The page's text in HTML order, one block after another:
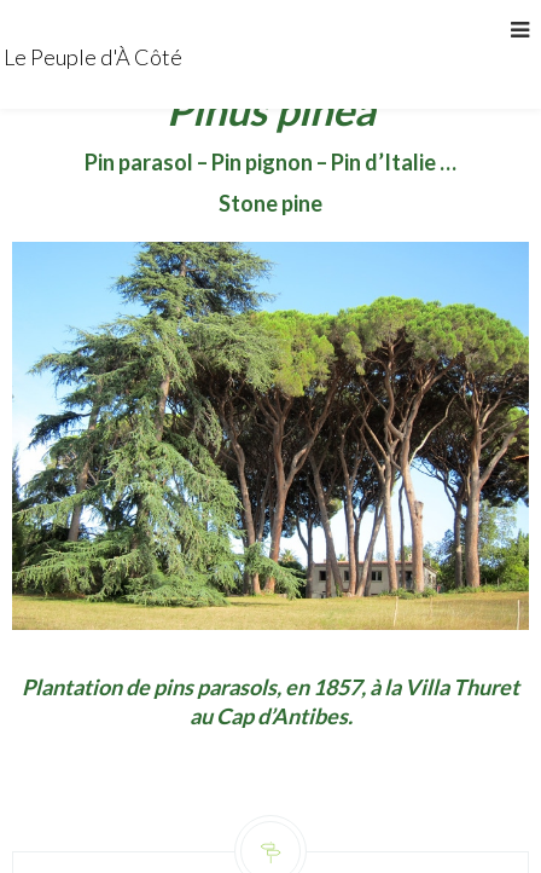
Pinus pinea
Pin parasol – Pin pignon – Pin d’Italie …
Stone pine
Plantation de pins parasols, en 1857, à la Villa Thuret
au Cap d’Antibes.
Le Peuple d'À Côté